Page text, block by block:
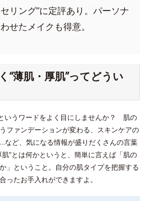
リング”に定評あり。パーソナ
せたメイクも得意。
“薄肌・厚肌”ってどうい
いうワードをよく目にしませんか？ 肌の
ファンデーションが変わる、スキンケアの
など、気になる情報が盛りだくさんの言葉
”とは何かというと、簡単に言えば「肌の
」ということ。自分の肌タイプを把握する
ったお手入れができますよ。